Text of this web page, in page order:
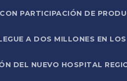
PARTICIPACIÓN DE
A DOS MILLONES EN
DEL NUEVO HOSPITAL